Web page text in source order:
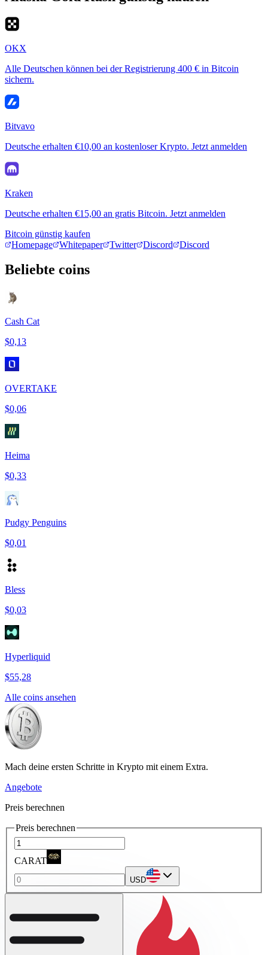
OKX
Alle Deutschen können bei der Registrierung 400 € in Bitcoin
sichern.
Bitvavo
Deutsche erhalten €10,00 an kostenloser Krypto. Jetzt anmelden
Kraken
Deutsche erhalten €15,00 an gratis Bitcoin. Jetzt anmelden
Bitcoin günstig kaufen
Homepage
Whitepaper Twitter Discord Discord
Beliebte coins
Cash Cat
$0,13
OVERTAKE
$0,06
Heima
$0,33
Pudgy Penguins
$0,01
Bless
$0,03
Hyperliquid
$55,28
Alle coins ansehen
Mach deine ersten Schritte in Krypto mit einem Extra.
Angebote
Preis berechnen
Preis berechnen
CARAT
USD